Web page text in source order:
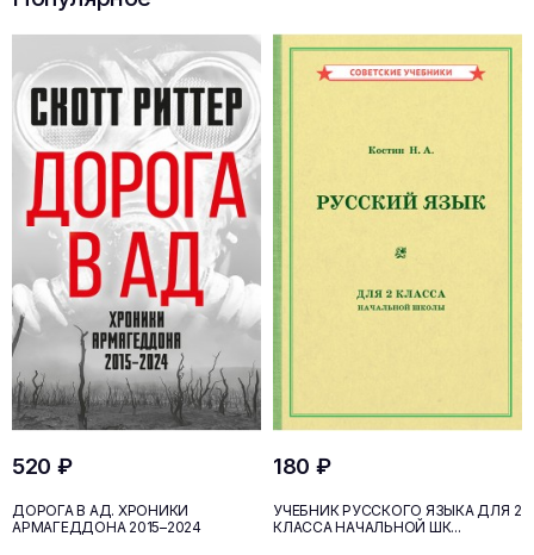
520 ₽
ДОРОГА В АД. ХРОНИКИ
АРМАГЕДДОНА 2015–2024
180 ₽
УЧЕБНИК РУССКОГО ЯЗЫКА ДЛЯ 2
КЛАССА НАЧАЛЬНОЙ ШК...